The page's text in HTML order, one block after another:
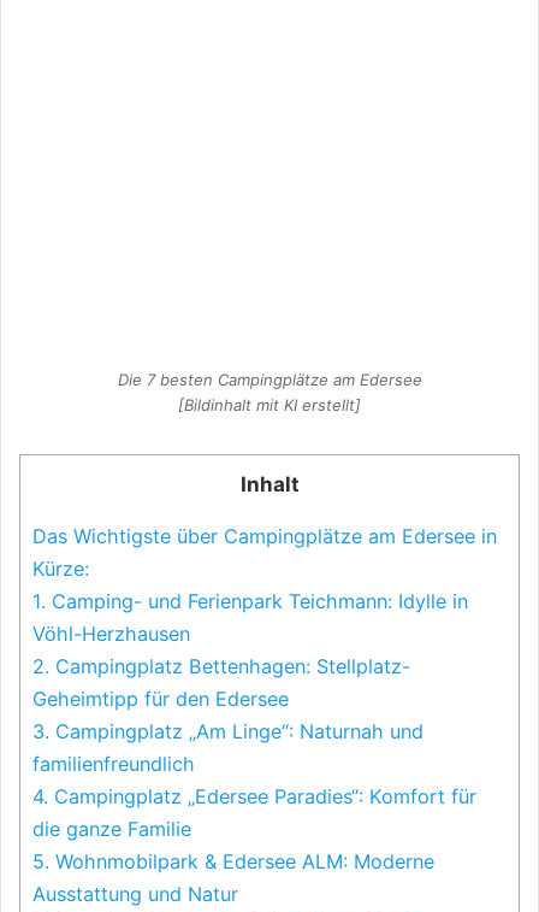
Die 7 besten Campingplätze am Edersee
[Bildinhalt mit KI erstellt]
Inhalt
Das Wichtigste über Campingplätze am Edersee in
Kürze:
1. Camping- und Ferienpark Teichmann: Idylle in
Vöhl-Herzhausen
2. Campingplatz Bettenhagen: Stellplatz-
Geheimtipp für den Edersee
3. Campingplatz „Am Linge“: Naturnah und
familienfreundlich
4. Campingplatz „Edersee Paradies“: Komfort für
die ganze Familie
5. Wohnmobilpark & Edersee ALM: Moderne
Ausstattung und Natur